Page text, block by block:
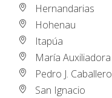
Hernandarias
Hohenau
Itapúa
María Auxiliadora
Pedro J. Caballero
San Ignacio